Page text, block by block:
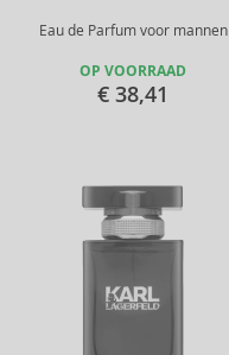
Eau de Parfum voor mannen
OP VOORRAAD
€ 38,41